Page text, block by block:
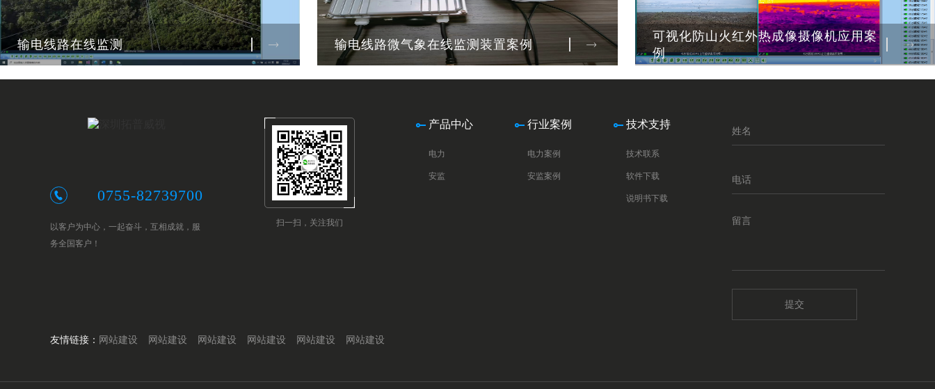
输电线路在线监测 输电线路微气象在线监测装置案例
可视化防山火红外热成像摄像机应用案
例
0755-82739700
以客户为中心，一起奋斗，互相成就，服
务全国客户！
扫一扫，关注我们
产品中心
电力
安监
行业案例
电力案例
安监案例
技术支持
技术联系
软件下载
说明书下载
提交
友情链接： 网站建设 网站建设 网站建设 网站建设 网站建设 网站建设